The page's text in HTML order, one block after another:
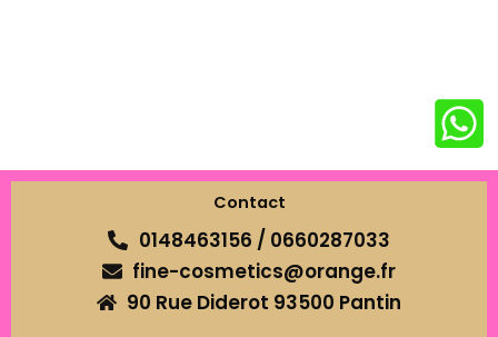
Contact
0148463156 / 0660287033
fine-cosmetics@orange.fr
90 Rue Diderot 93500 Pantin